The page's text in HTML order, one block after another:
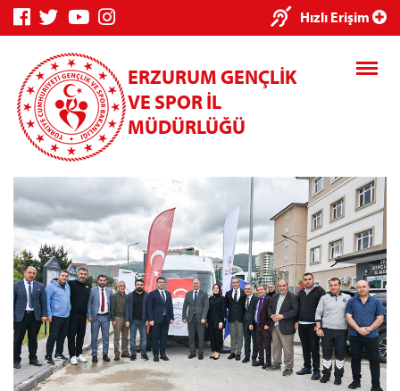
Hızlı Erişim
ERZURUM GENÇLİK
VE SPOR İL
MÜDÜRLÜĞÜ
×
Genç Bilgi
Sistemi
Spor Bilgi
Sistemi
Kredi/Yurt
İşlemleri
Kredi/Yurt E-
Ödeme